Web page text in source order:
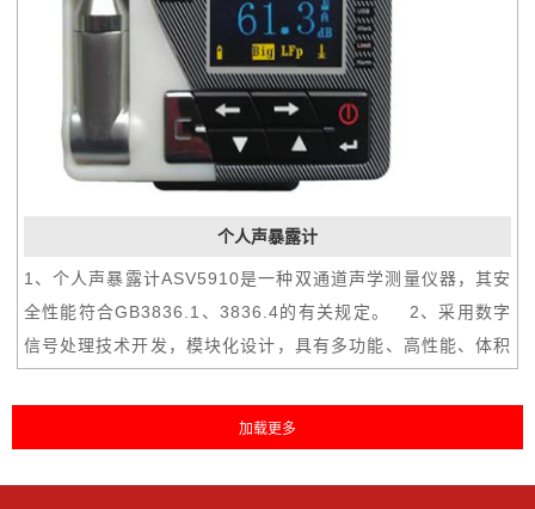
个人声暴露计
1、个人声暴露计ASV5910是一种双通道声学测量仪器，其安
全性能符合GB3836.1、3836.4的有关规定。 2、采用数字
信号处理技术开发，模块化设计，具有多功能、高性能、体积
的过程中同时记录声压级随时间的变化及录制声音文件。4、